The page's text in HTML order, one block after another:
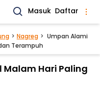
Masuk Daftar
Nagreg
Umpan Alami
Terampuh
Malam Hari Paling